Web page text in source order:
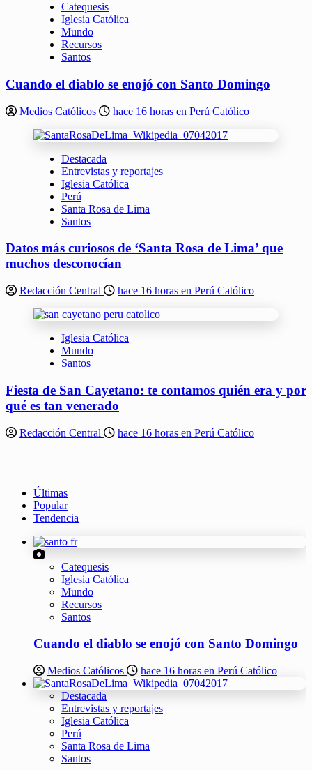
Catequesis
Iglesia Católica
Mundo
Recursos
Santos
Cuando el diablo se enojó con Santo Domingo
Medios Católicos hace 16 horas en Perú Católico
Destacada
Entrevistas y reportajes
Iglesia Católica
Perú
Santa Rosa de Lima
Santos
Datos más curiosos de ‘Santa Rosa de Lima’ que
muchos desconocían
Redacción Central hace 16 horas en Perú Católico
Iglesia Católica
Mundo
Santos
Fiesta de San Cayetano: te contamos quién era y por
qué es tan venerado
Redacción Central hace 16 horas en Perú Católico
Últimas
Popular
Tendencia
Catequesis
Iglesia Católica
Mundo
Recursos
Santos
Cuando el diablo se enojó con Santo Domingo
Medios Católicos hace 16 horas en Perú Católico
Destacada
Entrevistas y reportajes
Iglesia Católica
Perú
Santa Rosa de Lima
Santos